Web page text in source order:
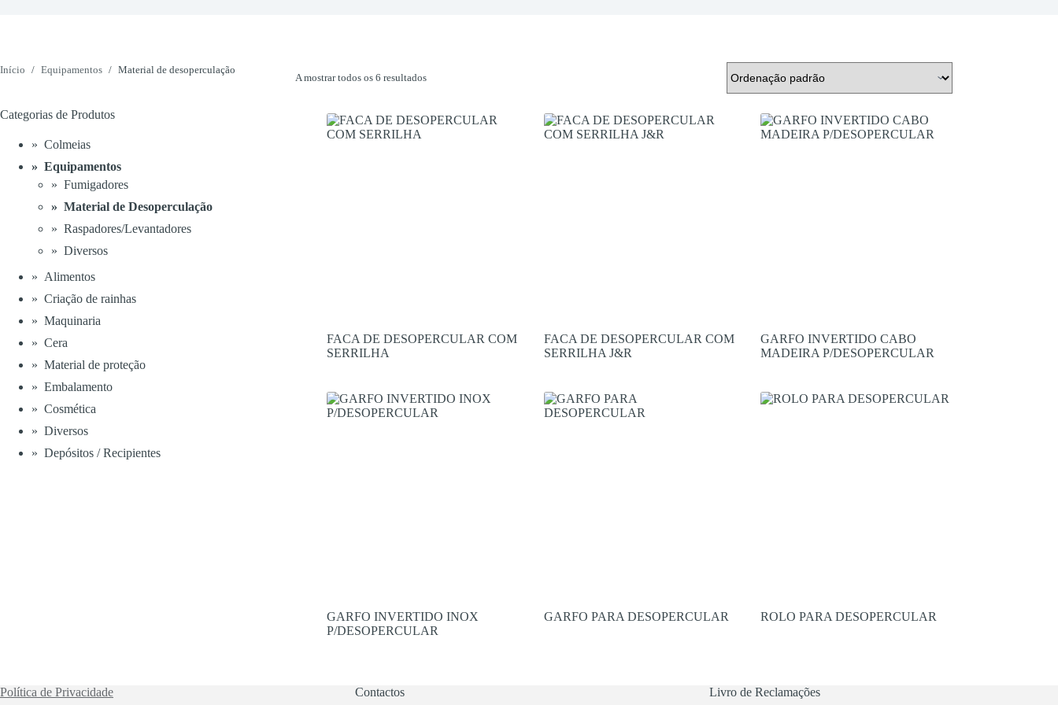
A mostrar todos os 6 resultados
FACA DE DESOPERCULAR COM
SERRILHA
FACA DE DESOPERCULAR COM
SERRILHA J&R
GARFO INVERTIDO CABO
MADEIRA P/DESOPERCULAR
GARFO INVERTIDO INOX
P/DESOPERCULAR
GARFO PARA DESOPERCULAR ROLO PARA DESOPERCULAR
Início / Equipamentos / Material de desoperculação
Categorias de Produtos
Colmeias
Equipamentos
Fumigadores
Material de Desoperculação
Raspadores/Levantadores
Diversos
Alimentos
Criação de rainhas
Maquinaria
Cera
Material de proteção
Embalamento
Cosmética
Diversos
Depósitos / Recipientes
Política de Privacidade Contactos Livro de Reclamações